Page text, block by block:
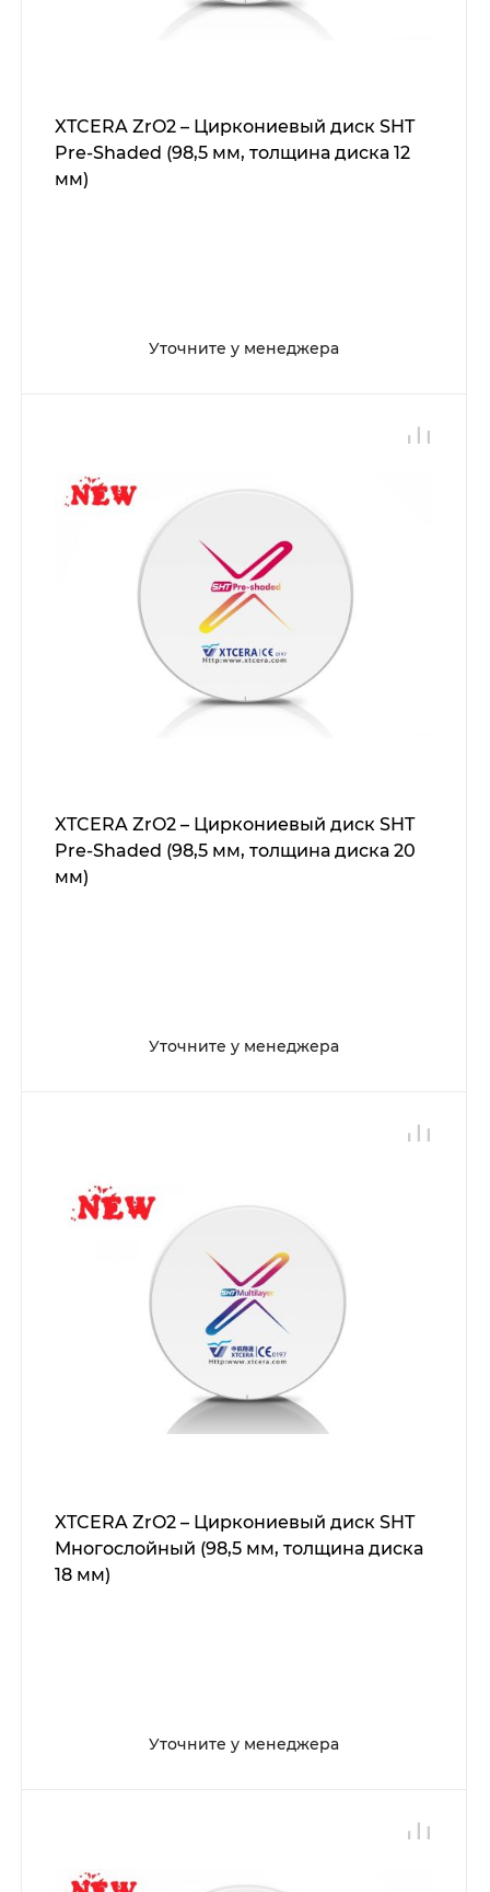
XTCERA ZrO2 – Циркониевый диск SHT
Pre-Shaded (98,5 мм, толщина диска 12
мм)
Уточните у менеджера
XTCERA ZrO2 – Циркониевый диск SHT
Pre-Shaded (98,5 мм, толщина диска 20
мм)
Уточните у менеджера
XTCERA ZrO2 – Циркониевый диск SHT
Многослойный (98,5 мм, толщина диска
18 мм)
Уточните у менеджера